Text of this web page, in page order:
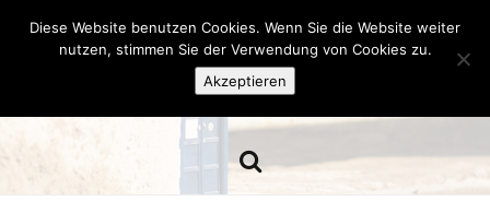
Hazamelistan
Diese Website benutzen Cookies. Wenn Sie die Website weiter
nutzen, stimmen Sie der Verwendung von Cookies zu.
Akzeptieren